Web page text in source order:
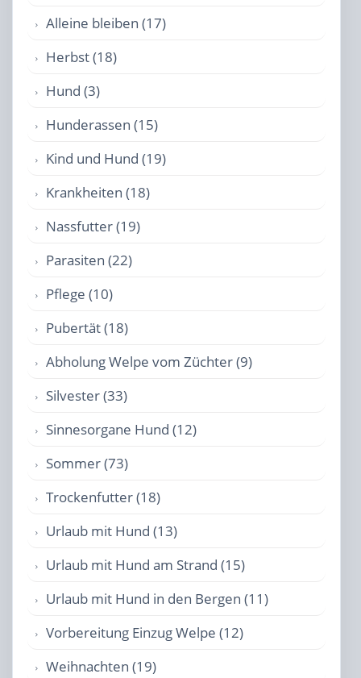
Alleine bleiben (17)
Herbst (18)
Hund (3)
Hunderassen (15)
Kind und Hund (19)
Krankheiten (18)
Nassfutter (19)
Parasiten (22)
Pflege (10)
Pubertät (18)
Abholung Welpe vom Züchter (9)
Silvester (33)
Sinnesorgane Hund (12)
Sommer (73)
Trockenfutter (18)
Urlaub mit Hund (13)
Urlaub mit Hund am Strand (15)
Urlaub mit Hund in den Bergen (11)
Vorbereitung Einzug Welpe (12)
Weihnachten (19)